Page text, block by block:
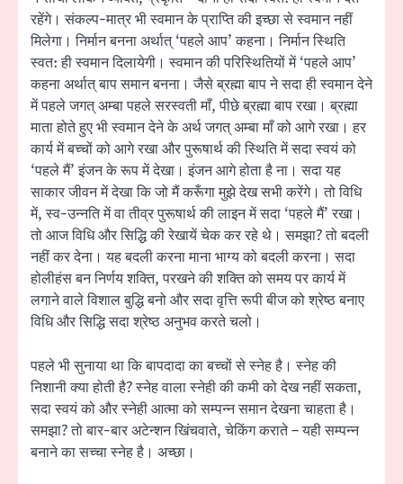
रहेंगे। संकल्प-मात्र भी स्वमान के प्राप्ति की इच्छा से स्वमान नहीं
मिलेगा। निर्मान बनना अर्थात् ‘पहले आप’ कहना। निर्मान स्थिति
स्वत: ही स्वमान दिलायेगी। स्वमान की परिस्थितियों में ‘पहले आप’
कहना अर्थात् बाप समान बनना। जैसे ब्रह्मा बाप ने सदा ही स्वमान देने
में पहले जगत् अम्बा पहले सरस्वती माँ, पीछे ब्रह्मा बाप रखा। ब्रह्मा
माता होते हुए भी स्वमान देने के अर्थ जगत् अम्बा माँ को आगे रखा। हर
कार्य में बच्चों को आगे रखा और पुरूषार्थ की स्थिति में सदा स्वयं को
‘पहले मैं’ इंजन के रूप में देखा। इंजन आगे होता है ना। सदा यह
साकार जीवन में देखा कि जो मैं करूँगा मुझे देख सभी करेंगे। तो विधि
में, स्व-उन्नति में वा तीव्र पुरूषार्थ की लाइन में सदा ‘पहले मैं’ रखा।
तो आज विधि और सिद्धि की रेखायें चेक कर रहे थे। समझा? तो बदली
नहीं कर देना। यह बदली करना माना भाग्य को बदली करना। सदा
होलीहंस बन निर्णय शक्ति, परखने की शक्ति को समय पर कार्य में
लगाने वाले विशाल बुद्धि बनो और सदा वृत्ति रूपी बीज को श्रेष्ठ बनाए
विधि और सिद्धि सदा श्रेष्ठ अनुभव करते चलो।
पहले भी सुनाया था कि बापदादा का बच्चों से स्नेह है। स्नेह की
निशानी क्या होती है? स्नेह वाला स्नेही की कमी को देख नहीं सकता,
सदा स्वयं को और स्नेही आत्मा को सम्पन्न समान देखना चाहता है।
समझा? तो बार-बार अटेन्शन खिंचवाते, चेकिंग कराते – यही सम्पन्न
बनाने का सच्चा स्नेह है। अच्छा।